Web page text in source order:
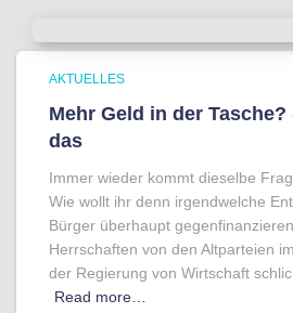
AKTUELLES
Mehr Geld in der
das
Immer wieder kommt dieselbe
Wie wollt ihr denn irgendwelche
Bürger überhaupt
Herrschaften von den Altparteien
der Regierung von Wirtschaft
Read more…